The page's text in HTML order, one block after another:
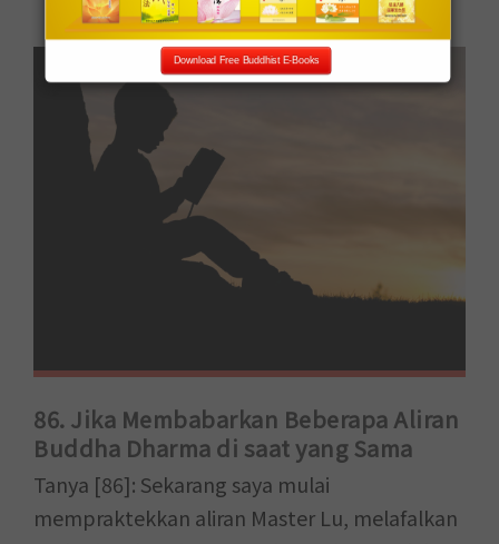
86. Jika Membabarkan Beberapa Aliran
Buddha Dharma di saat yang Sama
Tanya [86]: Sekarang saya mulai
mempraktekkan aliran Master Lu, melafalkan
Download Free Buddhist E-Books